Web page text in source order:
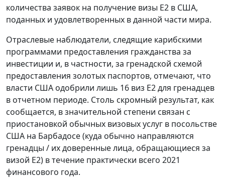
количества заявок на получение визы E2 в США,
поданных и удовлетворенных в данной части мира.
Отраслевые наблюдатели, следящие карибскими
программами предоставления гражданства за
инвестиции и, в частности, за гренадской схемой
предоставления золотых паспортов, отмечают, что
власти США одобрили лишь 16 виз E2 для гренадцев
в отчетном периоде. Столь скромный результат, как
сообщается, в значительной степени связан с
приостановкой обычных визовых услуг в посольстве
США на Барбадосе (куда обычно направляются
гренадцы / их доверенные лица, обращающиеся за
визой E2) в течение практически всего 2021
финансового года.